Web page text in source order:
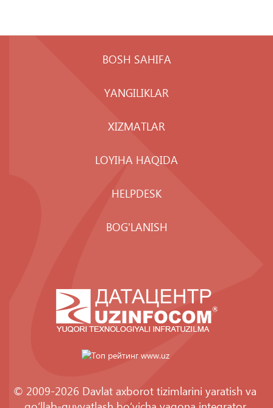
BOSH SAHIFA
YANGILIKLAR
XIZMATLAR
LOYIHA HAQIDA
HELPDESK
BOG'LANISH
© 2009-2026 Davlat axborot tizimlarini yaratish va